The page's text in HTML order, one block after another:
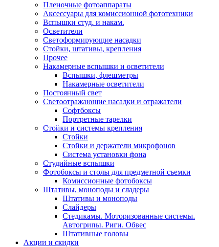
Пленочные фотоаппараты
Аксессуары для комиссионной фототехники
Вспышки студ. и накам.
Осветители
Светоформирующие насадки
Стойки, штативы, крепления
Прочее
Накамерные вспышки и осветители
Вспышки, флешметры
Накамерные осветители
Постоянный свет
Светоотражающие насадки и отражатели
Софтбоксы
Портретные тарелки
Стойки и системы крепления
Стойки
Стойки и держатели микрофонов
Система установки фона
Студийные вспышки
Фотобоксы и столы для предметной съемки
Комиссионные фотобоксы
Штативы, моноподы и сладеры
Штативы и моноподы
Слайдеры
Стедикамы. Моторизованные системы.
Автогрипы. Риги. Обвес
Штативные головы
Акции и скидки